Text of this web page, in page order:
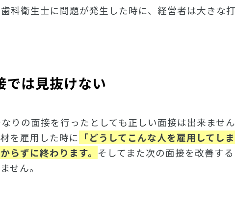
科衛生士に問題が発生した時に、経営者は大きな
では見抜けない
りの面接を行ったとしても正しい面接は出来ません
を雇用した時に 「どうしてこんな人を雇用してし
らずに終わります。 そしてまた次の面接を改善す
せん。